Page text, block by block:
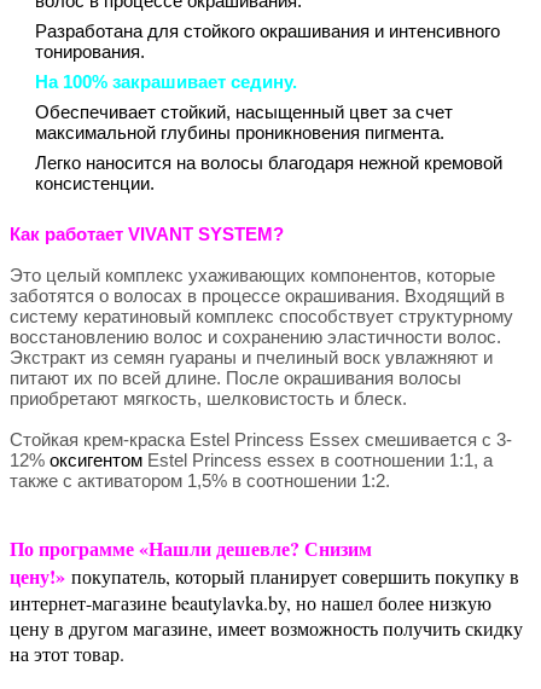
Разработана для стойкого окрашивания и интенсивного
тонирования.
На 100% закрашивает седину.
Обеспечивает стойкий, насыщенный цвет за счет
максимальной глубины проникновения пигмента.
Легко наносится на волосы благодаря нежной кремовой
консистенции.
Как работает VIVANT SYSTEM?
Это целый комплекс ухаживающих компонентов, которые
заботятся о волосах в процессе окрашивания. Входящий в
систему кератиновый комплекс способствует структурному
восстановлению волос и сохранению эластичности волос.
Экстракт из семян гуараны и пчелиный воск увлажняют и
питают их по всей длине. После окрашивания волосы
приобретают мягкость, шелковистость и блеск.
Стойкая крем-краска Estel Princess Essex смешивается с 3-
12% оксигентом Estel Princess essex в соотношении 1:1, а
также с активатором 1,5% в соотношении 1:2.
По программе «Нашли дешевле? Снизим
цену!» покупатель, который планирует совершить покупку в
интернет-магазине beautylavka.by, но нашел более низкую
цену в другом магазине, имеет возможность получить скидку
на этот товар.